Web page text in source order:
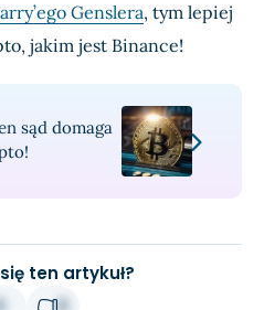
Genslera, tym lepiej
jakim jest Binance!
sąd domaga
ten artykuł?